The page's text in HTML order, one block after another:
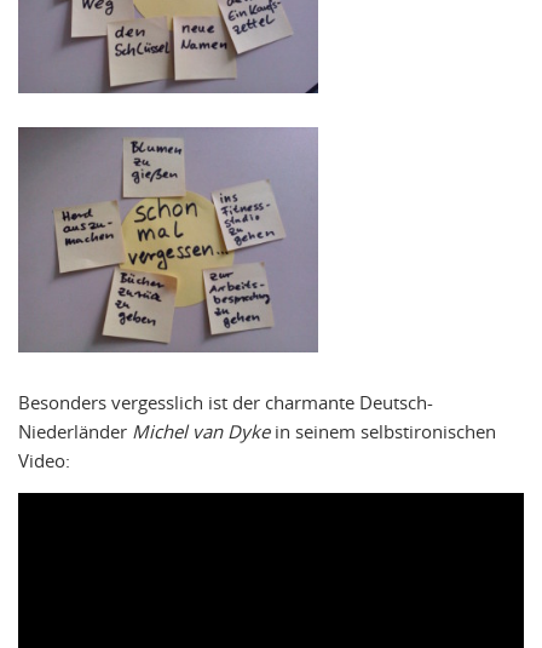
Besonders vergesslich ist der charmante Deutsch-
Niederländer Michel van Dykein seinem selbstironischen
Video: